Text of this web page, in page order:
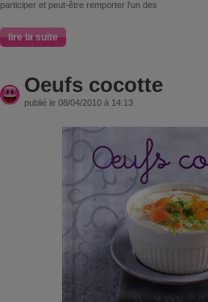
participer et peut-être remporter l'un des
lire la suite
Oeufs cocotte
publié le 08/04/2010 à 14:13